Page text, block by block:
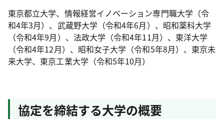
東京都立大学、情報経営イノベーション専門職大学（令
和4年3月）、武蔵野大学（令和4年6月）、昭和薬科大学
（令和4年9月）、法政大学（令和4年11月）、東洋大学
（令和4年12月）、昭和女子大学（令和5年8月）、東京未
来大学、東京工業大学（令和5年10月）
協定を締結する大学の概要